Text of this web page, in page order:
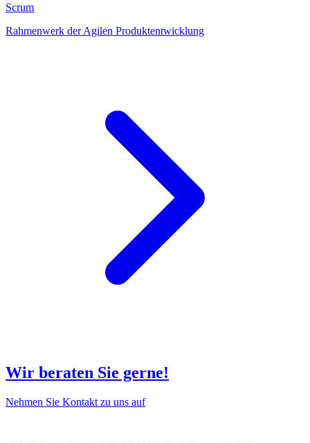
Scrum
Rahmenwerk der Agilen Produktentwicklung
Wir beraten Sie gerne!
Nehmen Sie Kontakt zu uns auf